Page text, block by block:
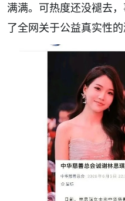
满满。可热度还没褪去
了全网关于公益真实性的